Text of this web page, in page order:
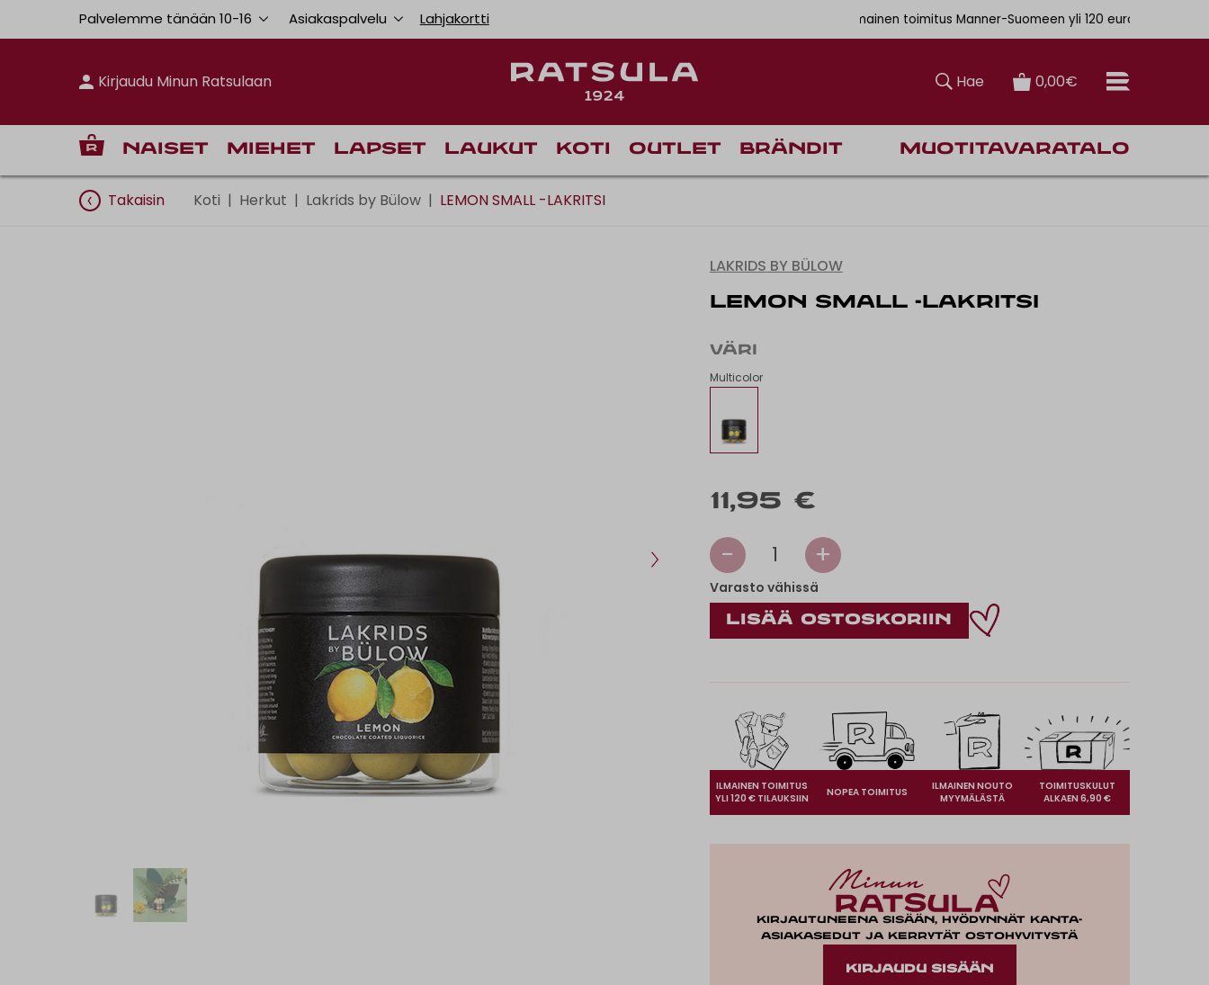
Palvelemme tänään 10-16 Asiakaspalvelu Lahjakortti Ilmainen toimitus Manner-Suomeen yli 120 euron tilauksiin
Kirjaudu Minun Ratsulaan Hae 0,00€
Naiset Miehet Lapset Laukut Koti Outlet Brändit Muotitavaratalo
Takaisin Koti | Herkut | Lakrids by Bülow | LEMON SMALL -LAKRITSI
LAKRIDS BY BÜLOW
LEMON SMALL -LAKRITSI
VÄRI
Multicolor
11,95 €
- 1 +
Varasto vähissä
ILMAINEN TOIMITUS
YLI 120 € TILAUKSIIN
NOPEA TOIMITUS
ILMAINEN NOUTO
MYYMÄLÄSTÄ
TOIMITUSKULUT
ALKAEN 6,90 €
Kirjautuneena sisään, hyödynnät kanta-
asiakasedut ja kerrytät ostohyvitystä
KIRJAUDU SISÄÄN